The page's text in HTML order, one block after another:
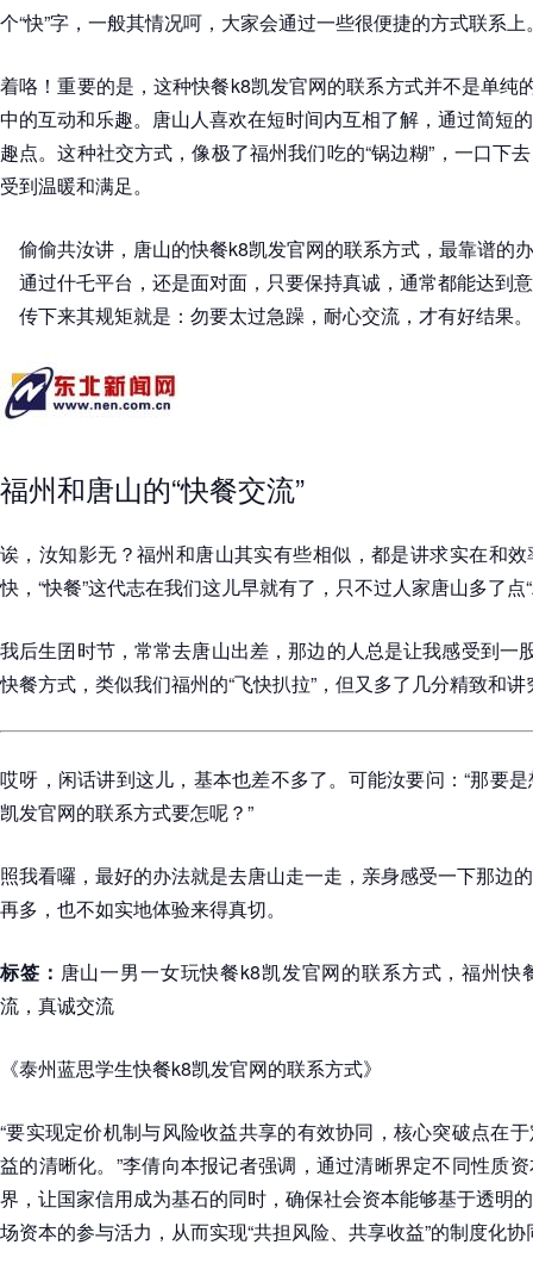
个“快”字，一般其情况呵，大家会通过一些很便捷的方式联系上
着咯！重要的是，这种快餐k8凯发官网的联系方式并不是单纯
中的互动和乐趣。唐山人喜欢在短时间内互相了解，通过简短
趣点。这种社交方式，像极了福州我们吃的“锅边糊”，一口下
受到温暖和满足。
偷偷共汝讲，唐山的快餐k8凯发官网的联系方式，最靠谱的
通过什乇平台，还是面对面，只要保持真诚，通常都能达到
传下来其规矩就是：勿要太过急躁，耐心交流，才有好结果。
福州和唐山的“快餐交流”
诶，汝知影无？福州和唐山其实有些相似，都是讲求实在和
快，“快餐”这代志在我们这儿早就有了，只不过人家唐山多了点
我后生囝时节，常常去唐山出差，那边的人总是让我感受到一
快餐方式，类似我们福州的“飞快扒拉”，但又多了几分精致和
哎呀，闲话讲到这儿，基本也差不多了。可能汝要问：“那要
凯发官网的联系方式要怎呢？”
照我看囉，最好的办法就是去唐山走一走，亲身感受一下那边
再多，也不如实地体验来得真切。
标签： 唐山一男一女玩快餐k8凯发官网的联系方式，福州快
流，真诚交流
《泰州蓝思学生快餐k8凯发官网的联系方式》
“要实现定价机制与风险收益共享的有效协同，核心突破点在
益的清晰化。”李倩向本报记者强调，通过清晰界定不同性质
界，让国家信用成为基石的同时，确保社会资本能够基于透明
场资本的参与活力，从而实现“共担风险、共享收益”的制度化协